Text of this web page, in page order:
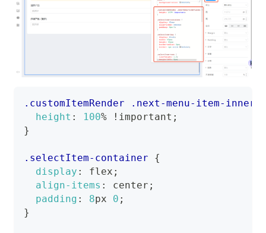
.customItemRender .next-menu-item-inner
height : 100% !important ;
}
.selectItem-container
{
display : flex ;
align-items : center ;
padding : 8px 0 ;
}